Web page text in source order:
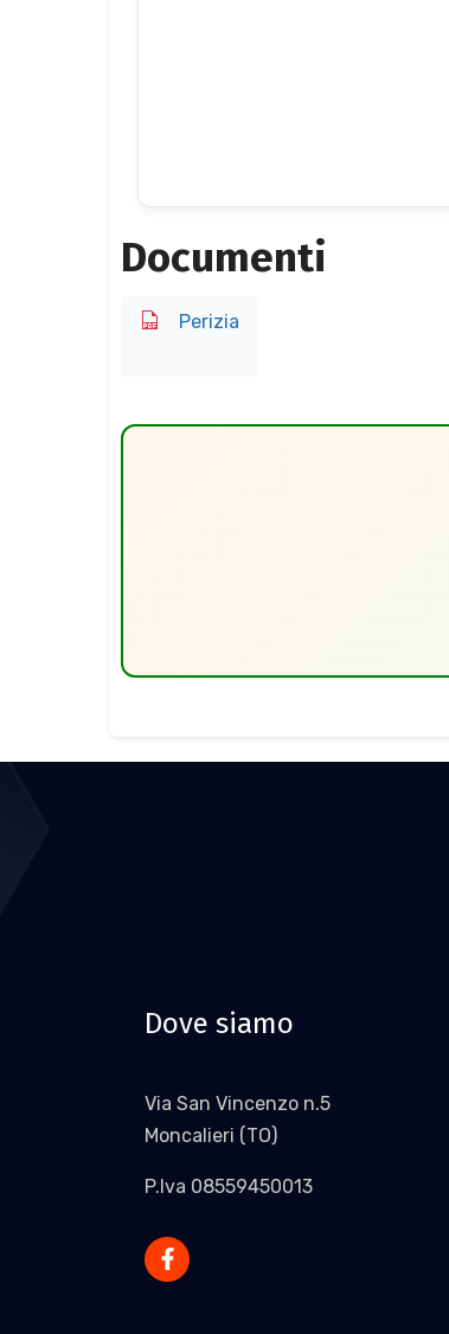
Documenti
Perizia
Dove siamo
Via San Vincenzo n.5
Moncalieri (TO)
P.Iva 08559450013